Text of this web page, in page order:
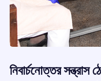
নিবার্চনোত্তর সন্ত্রাস